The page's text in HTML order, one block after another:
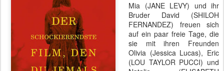
Mia (JANE LEVY) und ihr
Bruder David (SHILOH
FERNANDEZ) freuen sich
auf ein paar freie Tage, die
sie mit ihren Freunden
Olivia (Jessica Lucas), Eric
(LOU TAYLOR PUCCI) und